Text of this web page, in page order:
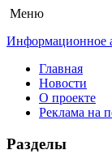
Меню
Главная
Новости
О проекте
Реклама на
Разделы